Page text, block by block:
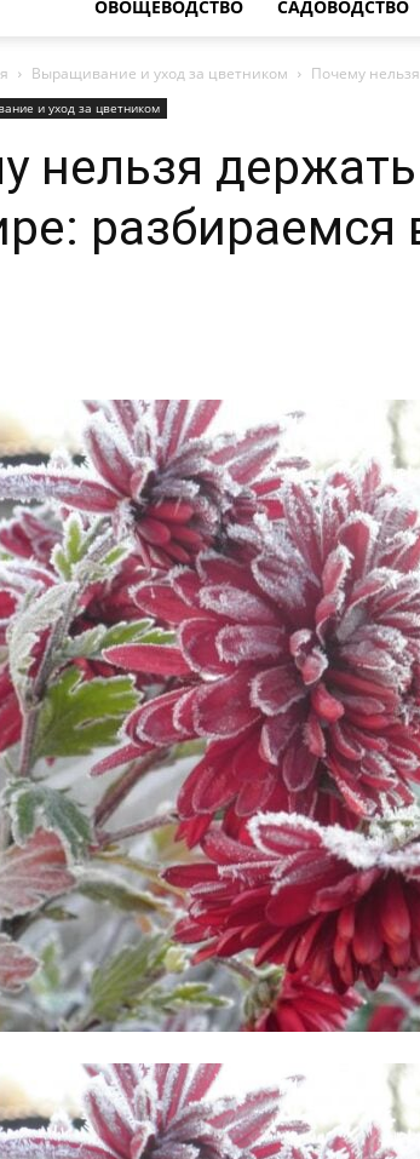
ОВОЩЕВОДСТВО САДОВОДСТВО
Выращивание и уход за цветником Почему
и уход за цветником
нельзя
разбираемся